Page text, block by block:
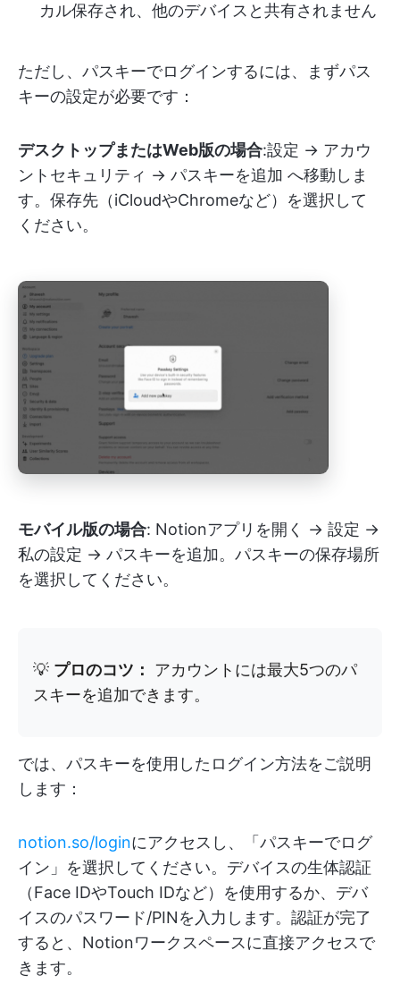
カル保存され、他のデバイスと共有されません
ただし、パスキーでログインするには、まずパス
キーの設定が必要です：
デスクトップまたはWeb版の場合:設定 → アカウ
ントセキュリティ → パスキーを追加 へ移動しま
す。保存先（iCloudやChromeなど）を選択して
ください。
モバイル版の場合: Notionアプリを開く → 設定 →
私の設定 → パスキーを追加。パスキーの保存場所
を選択してください。
💡 プロのコツ：
アカウントには最大5つのパ
スキーを追加できます。
では、パスキーを使用したログイン方法をご説明
します：
notion.so/loginにアクセスし、「パスキーでログ
イン」を選択してください。デバイスの生体認証
（Face IDやTouch IDなど）を使用するか、デバ
イスのパスワード/PINを入力します。認証が完了
すると、Notionワークスペースに直接アクセスで
きます。